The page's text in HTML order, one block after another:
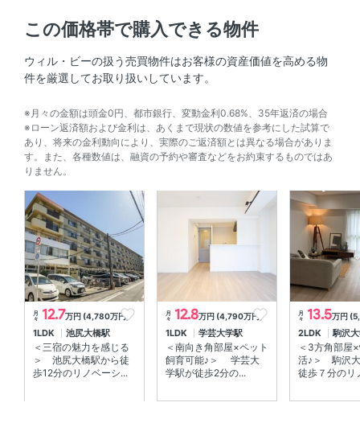
契約期間 普通賃貸借契約 02年00ヶ月
保険料 20000円/2年
初回契約時：100％、保証料、保証料（月額）1.5％
鍵交換費用 19800円
緊急サポート Meiho Plus24：1320円/月
リノベーション
-
その他初期費用
-
備考
この価格帯で購入できる物件
ウィル・ビーの扱う売買物件はお客様の資産価値を高める物
件を厳選してお取り扱いしています。
※月々の金額は頭金0円、都市銀行、変動金利0.68%、35年返済の場合
※ローン返済額および金利は、あくまで現状の数値を参考にした試算で
あり、将来の金利動向により、実際のご返済額とは異なる場合がありま
す。また、各種数値は、融資の予約や審査などをお約束するものではあ
りません。
月
々 12.7万円 (4,780万円)
1LDK 池尻大橋駅
＜三宿の魅力を感じる
＞ 池尻大橋駅から徒
歩12分のリノベーシ...
月
々 12.8万円 (4,790万円)
1LDK 学芸大学駅
＜南向き角部屋×ペット
飼育可能♪＞ 学芸大
学駅が徒歩2分の...
月
々 13.5万円
2LDK 駒沢
＜3方角部屋
活♪＞ 駒沢
徒歩７分のリ